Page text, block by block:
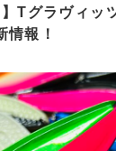
】Tグラヴィッ
報！